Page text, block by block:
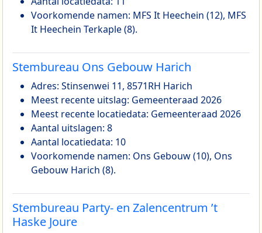
Voorkomende namen: MFS It Heechein (12), MFS
It Heechein Terkaple (8).
Stembureau Ons Gebouw Harich
Adres: Stinsenwei 11, 8571RH Harich
Meest recente uitslag: Gemeenteraad 2026
Meest recente locatiedata: Gemeenteraad 2026
Aantal uitslagen: 8
Aantal locatiedata: 10
Voorkomende namen: Ons Gebouw (10), Ons
Gebouw Harich (8).
Stembureau Party- en Zalencentrum ’t
Haske Joure